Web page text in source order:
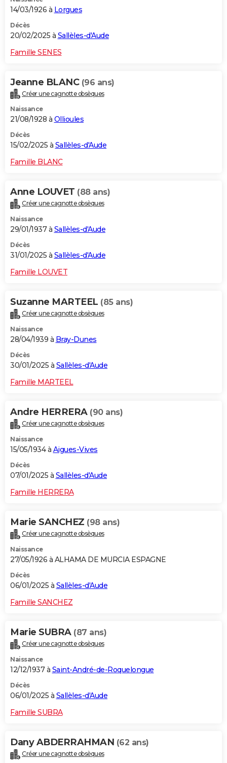
14/03/1926 à Lorgues
Décès
20/02/2025 à Sallèles-d'Aude
Famille SENES
Jeanne BLANC (96 ans)
Créer une cagnotte obsèques
Naissance
21/08/1928 à Ollioules
Décès
15/02/2025 à Sallèles-d'Aude
Famille BLANC
Anne LOUVET (88 ans)
Créer une cagnotte obsèques
Naissance
29/01/1937 à Sallèles-d'Aude
Décès
31/01/2025 à Sallèles-d'Aude
Famille LOUVET
Suzanne MARTEEL (85 ans)
Créer une cagnotte obsèques
Naissance
28/04/1939 à Bray-Dunes
Décès
30/01/2025 à Sallèles-d'Aude
Famille MARTEEL
Andre HERRERA (90 ans)
Créer une cagnotte obsèques
Naissance
15/05/1934 à Aigues-Vives
Décès
07/01/2025 à Sallèles-d'Aude
Famille HERRERA
Marie SANCHEZ (98 ans)
Créer une cagnotte obsèques
Naissance
27/05/1926 à ALHAMA DE MURCIA ESPAGNE
Décès
06/01/2025 à Sallèles-d'Aude
Famille SANCHEZ
Marie SUBRA (87 ans)
Créer une cagnotte obsèques
Naissance
12/12/1937 à Saint-André-de-Roquelongue
Décès
06/01/2025 à Sallèles-d'Aude
Famille SUBRA
Dany ABDERRAHMAN (62 ans)
Créer une cagnotte obsèques